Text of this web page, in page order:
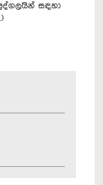
සඳහා